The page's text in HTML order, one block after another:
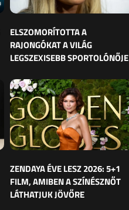
ELSZOMORÍTOTTA A
RAJONGÓKAT A VILÁG
LEGSZEXISEBB SPORTOLÓNŐJE
ZENDAYA ÉVE LESZ 2026: 5+1
FILM, AMIBEN A SZÍNÉSZNŐT
LÁTHATJUK JÖVŐRE